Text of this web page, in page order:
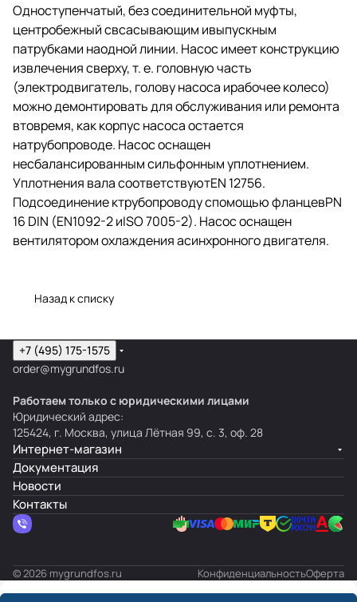
Одноступенчатый, без соединительной муфты,
центробежный свсасывающим ивыпускным
патрубками наодной линии. Насос имеет конструкцию
извлечения сверху,т. е. головную часть
(электродвигатель, голову насоса ирабочее колесо)
можно демонтировать для обслуживания или ремонта
втовремя, как корпус насоса остается
натрубопроводе. Насос оснащен
несбалансированным сильфонным уплотнением.
Уплотнения вала соответствуютEN 12756.
Подсоединение ктрубопроводу спомощью фланцевPN
16 DIN (EN1092-2 иISO 7005-2). Насос оснащен
вентилятором охлаждения асинхронного двигателя.
Назад к списку
+7 (495) 175-1575
order@mygrundfos.ru
Работаем только с юридическими лицами
Юридический адрес:
125424, г. Москва, улица Лётная 99, с. 3, оф. 28
Интернет-магазин
Документация
Новости
Контакты
© 2026 mygrundfos.ru КонфиденциальностьОферта